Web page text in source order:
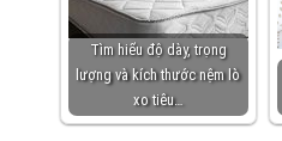
Tìm hiểu độ dày, trọng
lượng và kích thước nệm lò
xo tiêu…